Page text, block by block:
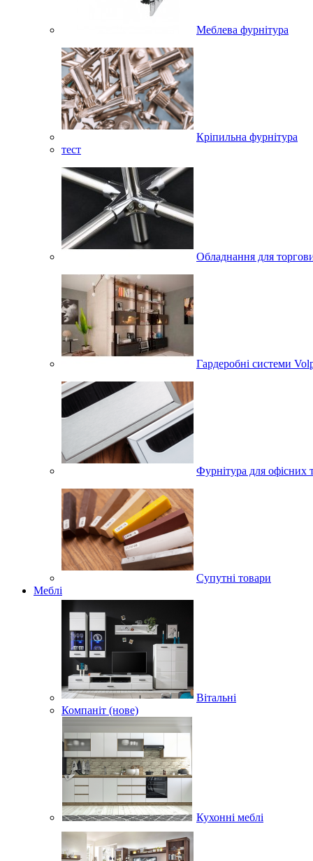
Меблева фурнітура
Кріпильна фурнітура
тест
Обладнання для
Гардеробні системи
Фурнітура для офісних
Супутні товари
Меблі
Вітальні
Компаніт (нове)
Кухонні меблі